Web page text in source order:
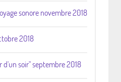
sonore novembre 2018
2018
d'un soir" septembre 2018